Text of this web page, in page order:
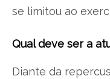
se limitou ao
Qual deve ser a
Diante da